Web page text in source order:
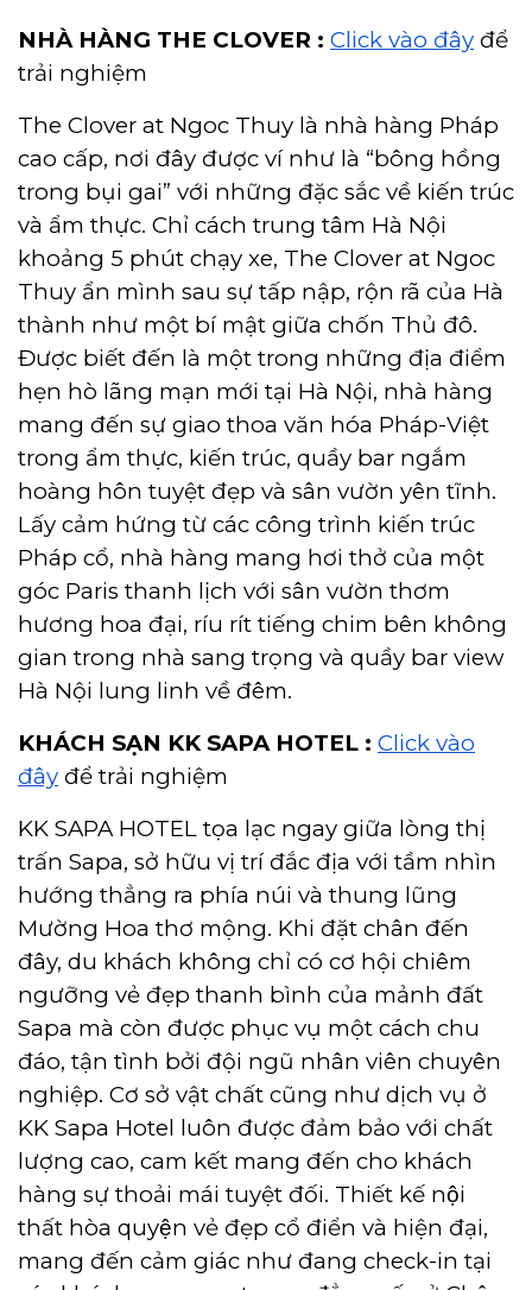
NHÀ HÀNG THE CLOVER : Click vào đây để
trải nghiệm
The Clover at Ngoc Thuy là nhà hàng Pháp
cao cấp, nơi đây được ví như là “bông hồng
trong bụi gai” với những đặc sắc về kiến trúc
và ẩm thực. Chỉ cách trung tâm Hà Nội
khoảng 5 phút chạy xe, The Clover at Ngoc
Thuy ẩn mình sau sự tấp nập, rộn rã của Hà
thành như một bí mật giữa chốn Thủ đô.
Được biết đến là một trong những địa điểm
hẹn hò lãng mạn mới tại Hà Nội, nhà hàng
mang đến sự giao thoa văn hóa Pháp-Việt
trong ẩm thực, kiến trúc, quầy bar ngắm
hoàng hôn tuyệt đẹp và sân vườn yên tĩnh.
Lấy cảm hứng từ các công trình kiến trúc
Pháp cổ, nhà hàng mang hơi thở của một
góc Paris thanh lịch với sân vườn thơm
hương hoa đại, ríu rít tiếng chim bên không
gian trong nhà sang trọng và quầy bar view
Hà Nội lung linh về đêm.
KHÁCH SẠN KK SAPA HOTEL : Click vào
đây để trải nghiệm
KK SAPA HOTEL tọa lạc ngay giữa lòng thị
trấn Sapa, sở hữu vị trí đắc địa với tầm nhìn
hướng thẳng ra phía núi và thung lũng
Mường Hoa thơ mộng. Khi đặt chân đến
đây, du khách không chỉ có cơ hội chiêm
ngưỡng vẻ đẹp thanh bình của mảnh đất
Sapa mà còn được phục vụ một cách chu
đáo, tận tình bởi đội ngũ nhân viên chuyên
nghiệp. Cơ sở vật chất cũng như dịch vụ ở
KK Sapa Hotel luôn được đảm bảo với chất
lượng cao, cam kết mang đến cho khách
hàng sự thoải mái tuyệt đối. Thiết kế nội
thất hòa quyện vẻ đẹp cổ điển và hiện đại,
mang đến cảm giác như đang check-in tại